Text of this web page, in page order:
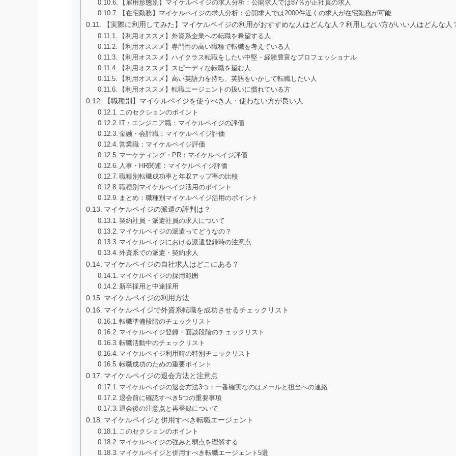
【雇用形態別】マイケルペイジの求人分析：公開求人では87％が正社員の求人
【在宅勤務】マイケルペイジの求人分析：公開求人では2000件近くの求人が在宅勤務が可能
【実際に利用してみた】マイケルペイジの利用がおすすめな人はどんな人？利用しない方がいい人はどんな人
【利用オススメ】外資系企業への転職を希望する人
【利用オススメ】専門性の高い職種で転職を考えている人
【利用オススメ】ハイクラス転職をしたい中堅・経験豊富なプロフェッショナル
【利用オススメ】スピーディな転職を望む人
【利用オススメ】高い英語力を持ち、英語をいかして転職したい人
【利用オススメ】転職エージェントの扱いに慣れている方
【職種別】マイケルペイジを使うべき人・使わない方が良い人
このセクションのポイント
IT・エンジニア職：マイケルペイジの評価
金融・会計職：マイケルペイジ評価
営業職：マイケルペイジ評価
マーケティング・PR：マイケルペイジ評価
人事・HR関連：マイケルペイジ評価
職種別転職成功率と年収アップ率の比較
職種別マイケルペイジ活用のポイント
まとめ：職種別マイケルペイジ活用のポイント
マイケルペイジの派遣の評判は？
契約社員・派遣社員の求人について
マイケルペイジの派遣ってどうなの？
マイケルペイジにおける派遣登録時の注意点
外資系での派遣・契約求人
マイケルペイジの自社求人はどこにある？
マイケルペイジの採用範囲
新卒採用と中途採用
マイケルペイジの利用方法
マイケルペイジで外資系転職を成功させるチェックリスト
転職準備段階のチェックリスト
マイケルペイジ登録・面談段階のチェックリスト
転職活動中のチェックリスト
マイケルペイジ利用時の特別チェックリスト
転職成功のための重要ポイント
マイケルペイジの退会方法と注意点
マイケルペイジの退会方法3つ：一番確実なのはメールと担当への連絡
退会前に確認すべき5つの重要事項
退会後の注意点と再登録について
マイケルペイジと併用すべき転職エージェント
このセクションのポイント
マイケルペイジの強みと弱点を理解する
マイケルペイジと併用すべき転職エージェント5選